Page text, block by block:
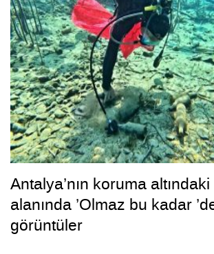
Antalya’nın koruma
alanında ’Olmaz bu kadar
görüntüler